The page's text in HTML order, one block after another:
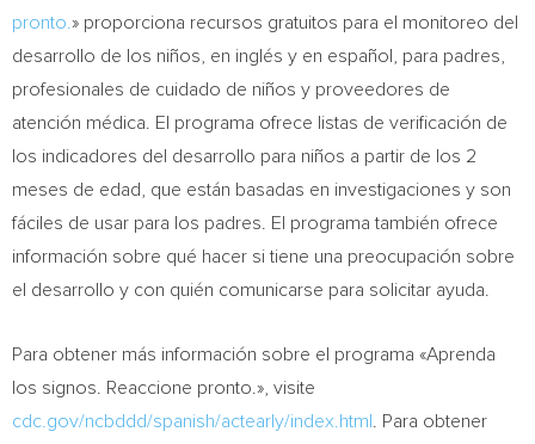
pronto. » proporciona recursos gratuitos para el monitoreo del
desarrollo de los niños, en inglés y en español, para padres,
profesionales de cuidado de niños y proveedores de
atención médica. El programa ofrece listas de verificación de
los indicadores del desarrollo para niños a partir de los 2
meses de edad, que están basadas en investigaciones y son
fáciles de usar para los padres. El programa también ofrece
información sobre qué hacer si tiene una preocupación sobre
el desarrollo y con quién comunicarse para solicitar ayuda.
Para obtener más información sobre el programa «Aprenda
los signos. Reaccione pronto.», visite
cdc.gov/ncbddd/spanish/actearly/index.html
. Para obtener